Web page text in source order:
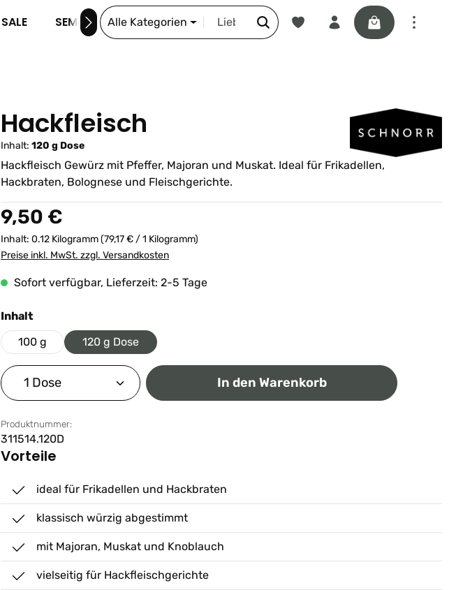
SALE SEMINARE DIE SCHNORR-STORY
Alle Kategorien
Du hast 0 Produkte auf dem
Warenkorb
Hackfleisch
Inhalt: 120 g Dose
Hackfleisch Gewürz mit Pfeffer, Majoran und Muskat. Ideal für Frikadellen,
Hackbraten, Bolognese und Fleischgerichte.
Regulärer Preis:
9,50 €
Inhalt: 0.12 Kilogramm(79,17 € / 1 Kilogramm)
Preise inkl. MwSt. zzgl. Versandkosten
Sofort verfügbar, Lieferzeit: 2-5 Tage
Inhaltauswählen
100 g
120 g Dose
Produkt Anzahl: Gib den gewünschten Wert ein oder
In den Warenkorb
Produktnummer:
311514.120D
Vorteile
ideal für Frikadellen und Hackbraten
klassisch würzig abgestimmt
mit Majoran, Muskat und Knoblauch
vielseitig für Hackfleischgerichte